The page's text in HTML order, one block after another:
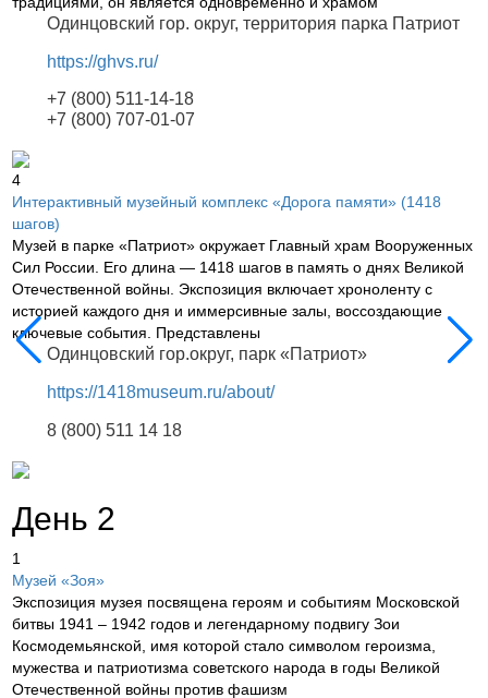
Одинцовский гор. округ, территория парка Патриот
https://ghvs.ru/
+7 (800) 511-14-18
+7 (800) 707-01-07
4
Интерактивный музейный комплекс «Дорога памяти» (1418
шагов)
Музей в парке «Патриот» окружает Главный храм Вооруженных
Сил России. Его длина — 1418 шагов в память о днях Великой
Отечественной войны. Экспозиция включает хроноленту с
историей каждого дня и иммерсивные залы, воссоздающие
ключевые события. Представлены
Одинцовский гор.округ, парк «Патриот»
https://1418museum.ru/about/
8 (800) 511 14 18
День 2
1
Музей «Зоя»
Экспозиция музея посвящена героям и событиям Московской
битвы 1941 – 1942 годов и легендарному подвигу Зои
Космодемьянской, имя которой стало символом героизма,
мужества и патриотизма советского народа в годы Великой
Отечественной войны против фашизм